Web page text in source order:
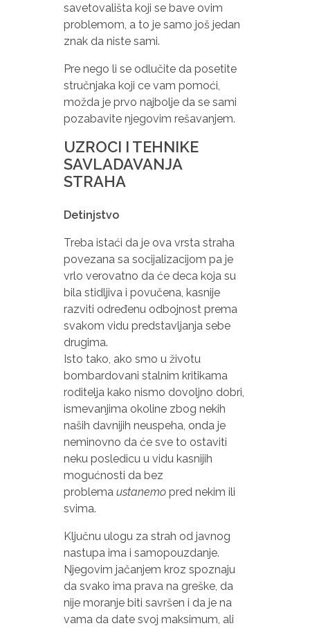
savetovališta koji se bave ovim
problemom, a to je samo još jedan
znak da niste sami.
Pre nego li se odlučite da posetite
stručnjaka koji ce vam pomoći,
možda je prvo najbolje da se sami
pozabavite njegovim rešavanjem.
UZROCI I TEHNIKE
SAVLADAVANJA
STRAHA
Detinjstvo
Treba istaći da je ova vrsta straha
povezana sa socijalizacijom pa je
vrlo verovatno da će deca koja su
bila stidljiva i povučena, kasnije
razviti određenu odbojnost prema
svakom vidu predstavljanja sebe
drugima.
Isto tako, ako smo u životu
bombardovani stalnim kritikama
roditelja kako nismo dovoljno dobri,
ismevanjima okoline zbog nekih
naših davnijih neuspeha, onda je
neminovno da će sve to ostaviti
neku posledicu u vidu kasnijih
mogućnosti da bez
problema ustanemopred nekim ili
svima.
Ključnu ulogu za strah od javnog
nastupa ima i samopouzdanje.
Njegovim jačanjem kroz spoznaju
da svako ima prava na greške, da
nije moranje biti savršen i da je na
vama da date svoj maksimum, ali